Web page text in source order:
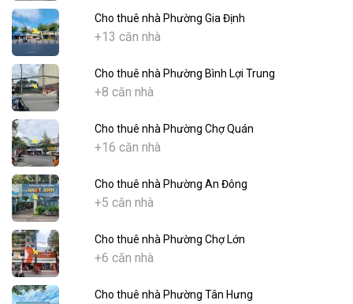
Cho thuê nhà Phường Gia Định
+13 căn nhà
Cho thuê nhà Phường Bình Lợi Trung
+8 căn nhà
Cho thuê nhà Phường Chợ Quán
+16 căn nhà
Cho thuê nhà Phường An Đông
+5 căn nhà
Cho thuê nhà Phường Chợ Lớn
+6 căn nhà
Cho thuê nhà Phường Tân Hưng